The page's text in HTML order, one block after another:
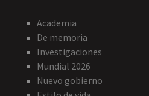
Academia
De memoria
Investigaciones
Mundial 2026
Nuevo gobierno